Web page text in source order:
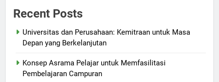
Recent Posts
Universitas dan Perusahaan: Kemitraan untuk Masa
Depan yang Berkelanjutan
Konsep Asrama Pelajar untuk Memfasilitasi
Pembelajaran Campuran